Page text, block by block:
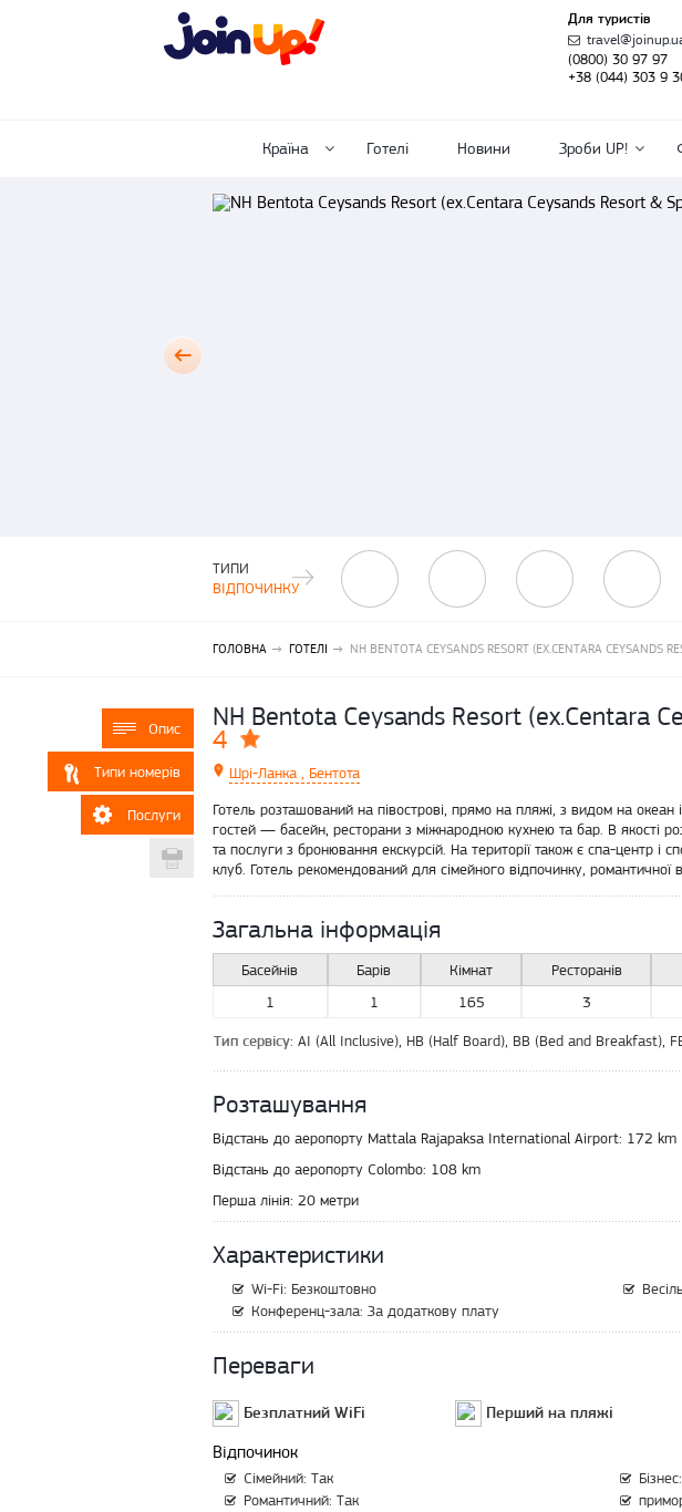
Для туристів
(0800) 30 97 97
+38 (044) 303 9
Країна Готелі Новини Зроби UP!
ТИПИ
ВІДПОЧИНКУ
ГОЛОВНА ГОТЕЛІ NH BENTOTA CEYSANDS RESORT (EX.CENTARA CEYSANDS
Опис
Типи номерів
Послуги
Друкувати
NH Bentota Ceysands Resort (ex.Centara
4
Шрі-Ланка , Бентота
Готель розташований на півострові, прямо на пляжі, з видом на океан
гостей — басейн, ресторани з міжнародною кухнею та бар. В якості
та послуги з бронювання екскурсій. На території також є спа-центр і
клуб. Готель рекомендований для сімейного відпочинку, романтичної
Загальна інформація
Басейнів
1
Барів
1
Кімнат
165
Ресторанів
3
Тип сервісу: AI (All Inclusive), HB (Half Board), BB (Bed and Breakfast),
Розташування
Відстань до аеропорту Mattala Rajapaksa International Airport: 172 km
Відстань до аеропорту Colombo: 108 km
Перша лінія: 20 метри
Характеристики
Wi-Fi: Безкоштовно
Конференц-зала: За додаткову плату
Переваги
Безплатний WiFi Перший на пляжі
Відпочинок
Сімейний: Так
Романтичний: Так